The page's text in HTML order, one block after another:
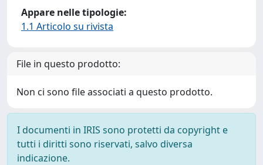
Appare nelle tipologie:
1.1 Articolo su rivista
File in questo prodotto:
Non ci sono file associati a questo prodotto.
I documenti in IRIS sono protetti da copyright e
tutti i diritti sono riservati, salvo diversa
indicazione.